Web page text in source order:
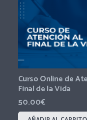
Curso Online de
Final de la Vida
50.00€